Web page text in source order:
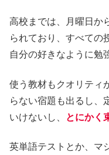
高校までは、月曜日か
られており、すべての
自分の好きなように勉
使う教材もクオリティ
らない宿題も出るし、
いけないし、
とにかく
英単語テストとか、マ